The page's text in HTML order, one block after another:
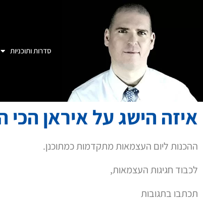
סדרות ותוכניות
איזה הישג על איראן
ההכנות ליום העצמאות מתקדמות כמתוכנן.
לכבוד חגיגות העצמאות,
תכתבו בתגובות